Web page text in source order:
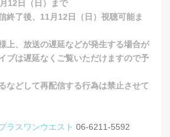
12日（日）まで
終了後、11月12日（日）視聴可能ま
上、放送の遅延などが発生する場合が
ブは遅延なくご覧いただけますので予
などして再配信する行為は禁止させて
ラスワンウエスト 06-6211-5592